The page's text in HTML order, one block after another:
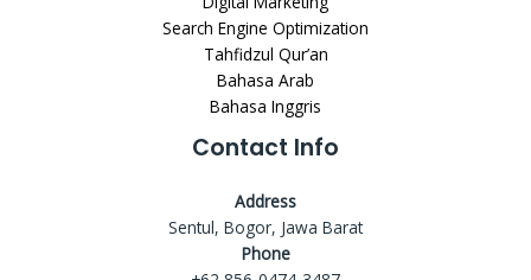
Search Engine Optimization
Tahfidzul Qur’an
Bahasa Arab
Bahasa Inggris
Contact Info
Address
Sentul, Bogor, Jawa Barat
Phone